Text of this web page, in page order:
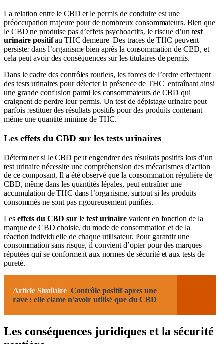
La relation entre le CBD et le permis de conduire est une
préoccupation majeure pour de nombreux consommateurs. Bien que
le CBD ne produise pas d’effets psychoactifs, le risque d’un test
urinaire positifau THC demeure. Des traces de THC peuvent
persister dans l’organisme bien après la consommation de CBD, et
cela peut avoir des conséquences sur les titulaires de permis.
Dans le cadre des contrôles routiers, les forces de l’ordre effectuent
des tests urinaires pour détecter la présence de THC, entraînant ainsi
une grande confusion parmi les consommateurs de CBD qui
craignent de perdre leur permis. Un test de dépistage urinaire peut
parfois restituer des résultats positifs pour des produits contenant
même une quantité minime de THC.
Les effets du CBD sur les tests urinaires
Déterminer si le CBD peut engendrer des résultats positifs lors d’un
test urinaire nécessite une compréhension des mécanismes d’action
de ce composant. Il a été observé que la consommation régulière de
CBD, même dans les quantités légales, peut entraîner une
accumulation de THC dans l’organisme, surtout si les produits
consommés ne sont pas rigoureusement purifiés.
Les effets du CBD sur le test urinaire varient en fonction de la
marque de CBD choisie, du mode de consommation et de la
réaction individuelle de chaque utilisateur. Pour garantir une
consommation sans risque, il convient d’opter pour des marques
réputées qui se conforment aux normes de sécurité et aux tests de
pureté.
Article Similaire Contrôle positif après une
rave : elle clame n'avoir utilisé que du CBD
Les conséquences juridiques et la sécurité